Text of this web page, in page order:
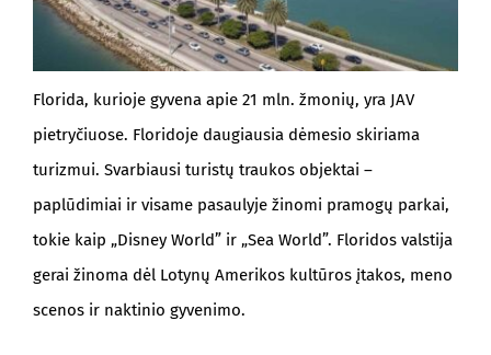
Florida, kurioje gyvena apie 21 mln. žmonių, yra JAV
pietryčiuose. Floridoje daugiausia dėmesio skiriama
turizmui. Svarbiausi turistų traukos objektai –
paplūdimiai ir visame pasaulyje žinomi pramogų parkai,
tokie kaip „Disney World” ir „Sea World”. Floridos valstija
gerai žinoma dėl Lotynų Amerikos kultūros įtakos, meno
scenos ir naktinio gyvenimo.